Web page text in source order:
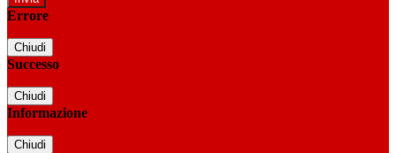
Errore
Chiudi
Successo
Chiudi
Informazione
Chiudi